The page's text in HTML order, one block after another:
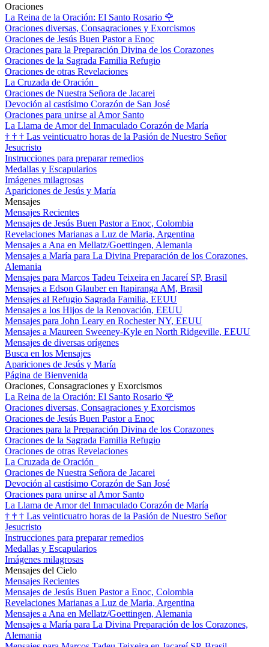
Oraciones
La Reina de la Oración: El Santo Rosario 🌹
Oraciones diversas, Consagraciones y Exorcismos
Oraciones de Jesús Buen Pastor a Enoc
Oraciones para la Preparación Divina de los Corazones
Oraciones de la Sagrada Familia Refugio
Oraciones de otras Revelaciones
La Cruzada de Oración
Oraciones de Nuestra Señora de Jacarei
Devoción al castísimo Corazón de San José
Oraciones para unirse al Amor Santo
La Llama de Amor del Inmaculado Corazón de María
† † † Las veinticuatro horas de la Pasión de Nuestro Señor
Jesucristo
Instrucciones para preparar remedios
Medallas y Escapularios
Imágenes milagrosas
Apariciones de Jesús y María
Mensajes
Mensajes Recientes
Mensajes de Jesús Buen Pastor a Enoc, Colombia
Revelaciones Marianas a Luz de Maria, Argentina
Mensajes a Ana en Mellatz/Goettingen, Alemania
Mensajes a María para La Divina Preparación de los Corazones,
Alemania
Mensajes para Marcos Tadeu Teixeira en Jacareí SP, Brasil
Mensajes a Edson Glauber en Itapiranga AM, Brasil
Mensajes al Refugio Sagrada Familia, EEUU
Mensajes a los Hijos de la Renovación, EEUU
Mensajes para John Leary en Rochester NY, EEUU
Mensajes a Maureen Sweeney-Kyle en North Ridgeville, EEUU
Mensajes de diversas orígenes
Busca en los Mensajes
Apariciones de Jesús y María
Página de Bienvenida
Oraciones, Consagraciones y Exorcismos
La Reina de la Oración: El Santo Rosario 🌹
Oraciones diversas, Consagraciones y Exorcismos
Oraciones de Jesús Buen Pastor a Enoc
Oraciones para la Preparación Divina de los Corazones
Oraciones de la Sagrada Familia Refugio
Oraciones de otras Revelaciones
La Cruzada de Oración
Oraciones de Nuestra Señora de Jacarei
Devoción al castísimo Corazón de San José
Oraciones para unirse al Amor Santo
La Llama de Amor del Inmaculado Corazón de María
† † † Las veinticuatro horas de la Pasión de Nuestro Señor
Jesucristo
Instrucciones para preparar remedios
Medallas y Escapularios
Imágenes milagrosas
Mensajes del Cielo
Mensajes Recientes
Mensajes de Jesús Buen Pastor a Enoc, Colombia
Revelaciones Marianas a Luz de Maria, Argentina
Mensajes a Ana en Mellatz/Goettingen, Alemania
Mensajes a María para La Divina Preparación de los Corazones,
Alemania